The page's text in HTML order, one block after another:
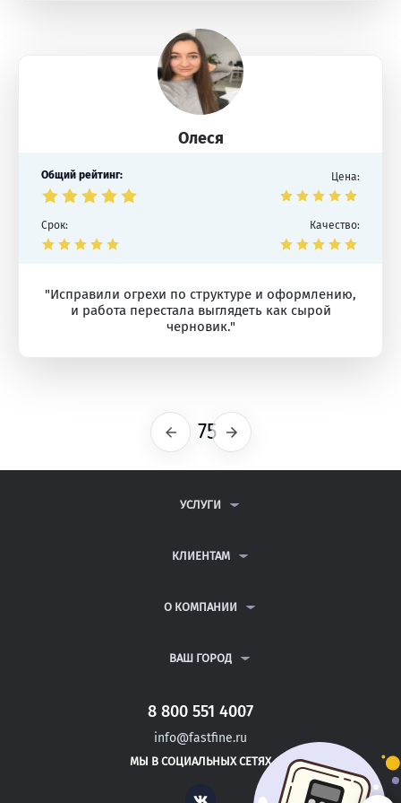
Олеся
Общий рейтинг: Цена:
Срок: Качество:
"Исправили огрехи по структуре и оформлению,
и работа перестала выглядеть как сырой
черновик."
Предыдущая
75 Следующая
УСЛУГИ
ДИПЛОМНЫЕ РАБОТЫ
РЕФЕРАТЫ
КЛИЕНТАМ
ВОПРОСЫ И ОТВЕТЫ
ПОЛИТИКА КОНФИДЕНЦИАЛЬНОСТИ
О КОМПАНИИ
КОНТАКТЫ
ВАШ ГОРОД
САНКТ-ПЕТЕРБУРГ
НОВОТРОИЦК
ИВАНГОРОД
8 800 551 4007
info@fastfine.ru
МЫ В СОЦИАЛЬНЫХ СЕТЯХ